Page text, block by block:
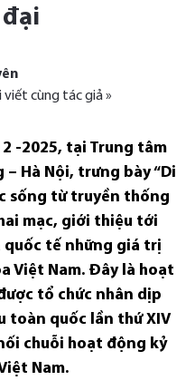
viết cùng tác giả »
-2025, tại Trung tâm
– Hà Nội, trưng bày “Di
sống từ truyền thống
mạc, giới thiệu tới
tế những giá trị
Việt Nam. Đây là hoạt
tổ chức nhân dịp
toàn quốc lần thứ XIV
chuỗi hoạt động kỷ
Nam.